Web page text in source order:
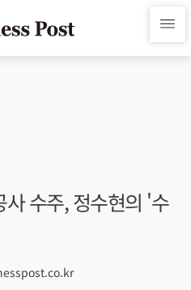
수주, 정수현의 '수